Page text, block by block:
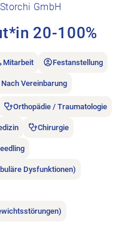
GmbH
20-100%
Mitarbeit Festanstellung
Vereinbarung
Orthopädie / Traumatologie
Chirurgie
Dysfunktionen)